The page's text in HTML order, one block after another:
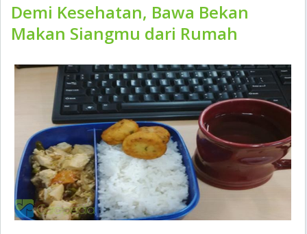
Demi Kesehatan, Bawa Bekan
Makan Siangmu dari Rumah